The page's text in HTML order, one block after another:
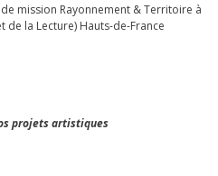
mission Rayonnement & Territoire à
de la Lecture) Hauts-de-France
projets artistiques